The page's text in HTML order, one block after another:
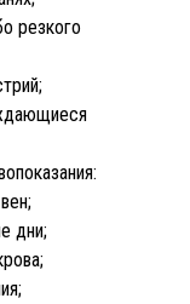
резкого
дни;